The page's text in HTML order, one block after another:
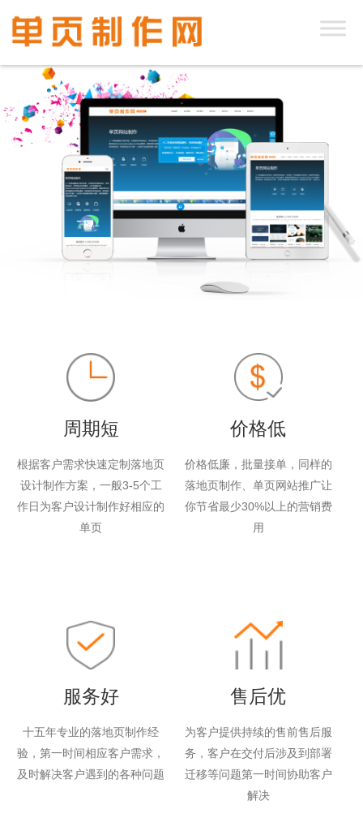
周期短
根据客户需求快速定制落地页
设计制作方案，一般3-5个工
作日为客户设计制作好相应的
单页
价格低
价格低廉，批量接单，同样的
落地页制作、单页网站推广让
你节省最少30%以上的营销费
用
服务好
十五年专业的落地页制作经
验，第一时间相应客户需求，
及时解决客户遇到的各种问题
售后优
为客户提供持续的售前售后服
务，客户在交付后涉及到部署
迁移等问题第一时间协助客户
解决